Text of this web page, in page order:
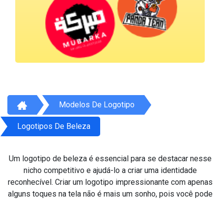
Modelos De Logotipo
Logotipos De Beleza
Um logotipo de beleza é essencial para se destacar nesse
nicho competitivo e ajudá-lo a criar uma identidade
reconhecível. Criar um logotipo impressionante com apenas
alguns toques na tela não é mais um sonho, pois você pode